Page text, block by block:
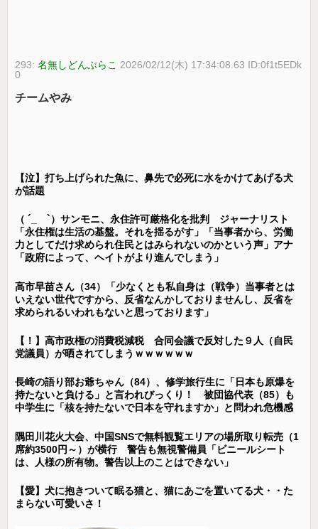
293:名無しどんぶらこ 2026/02/12(木) 17:34:08.63 ID:0f1t5EDk
0
チームやみ
【泣】打ち上げられた魚に、鼻先で必死に水をかけてあげる犬
が話題
（ ´_ゝ`）サンモニ、永住許可厳格化を批判 ジャーナリスト
「永住権は生活の基盤。それを揺るがす」「当事者から、労働
力としてだけ求められ住民とはみられないのかという声」アナ
「政府によって、ヘイトがより進んでしまう」
高市早苗さん（34）「少なくとも私自身は（戦争）当事者とは
いえない世代ですから、反省なんかしておりませんし、反省を
求められるいわれもないと思っております」
【！】高市政権の消費税減税 合同会議で反対した９人（自民
党議員）が晒されてしまうｗｗｗｗｗｗ
長崎の語り部お爺ちゃん（84）、修学旅行生に「日本も原爆を
持たないと負ける」と言われびっくり！ 被団協代表（85）も
中学生に「核を持たないで日本を守れますか」と問われ危機感
隅田川花火大会、中国SNSで無料観覧エリアの場所取り転売（1
席約3500円～）が横行 警告も無視警備員「ビニールシート
は、人様の所有物。警告以上のことはできない」
【愛】犬に抱きついて眠る猫と、猫にあごを置いてる犬・・た
まらない可愛いさ！